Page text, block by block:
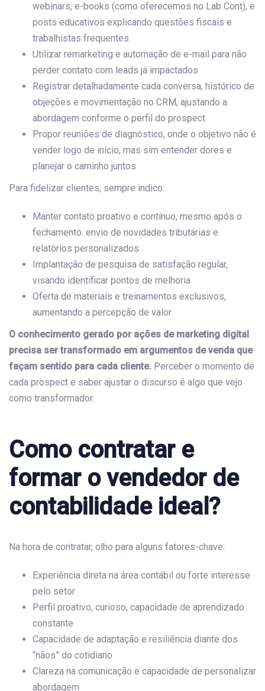
webinars, e-books (como oferecemos no Lab Cont), e
posts educativos explicando questões fiscais e
trabalhistas frequentes
Utilizar remarketing e automação de e-mail para não
perder contato com leads já impactados
Registrar detalhadamente cada conversa, histórico de
objeções e movimentação no CRM, ajustando a
abordagem conforme o perfil do prospect
Propor reuniões de diagnóstico, onde o objetivo não é
vender logo de início, mas sim entender dores e
planejar o caminho juntos
Para fidelizar clientes, sempre indico:
Manter contato proativo e contínuo, mesmo após o
fechamento: envio de novidades tributárias e
relatórios personalizados
Implantação de pesquisa de satisfação regular,
visando identificar pontos de melhoria
Oferta de materiais e treinamentos exclusivos,
aumentando a percepção de valor
O conhecimento gerado por ações de marketing digital
precisa ser transformado em argumentos de venda que
façam sentido para cada cliente. Perceber o momento de
cada prospect e saber ajustar o discurso é algo que vejo
como transformador.
Como contratar e
formar o vendedor de
contabilidade ideal?
Na hora de contratar, olho para alguns fatores-chave:
Experiência direta na área contábil ou forte interesse
pelo setor
Perfil proativo, curioso, capacidade de aprendizado
constante
Capacidade de adaptação e resiliência diante dos
“nãos” do cotidiano
Clareza na comunicação e capacidade de personalizar
abordagem